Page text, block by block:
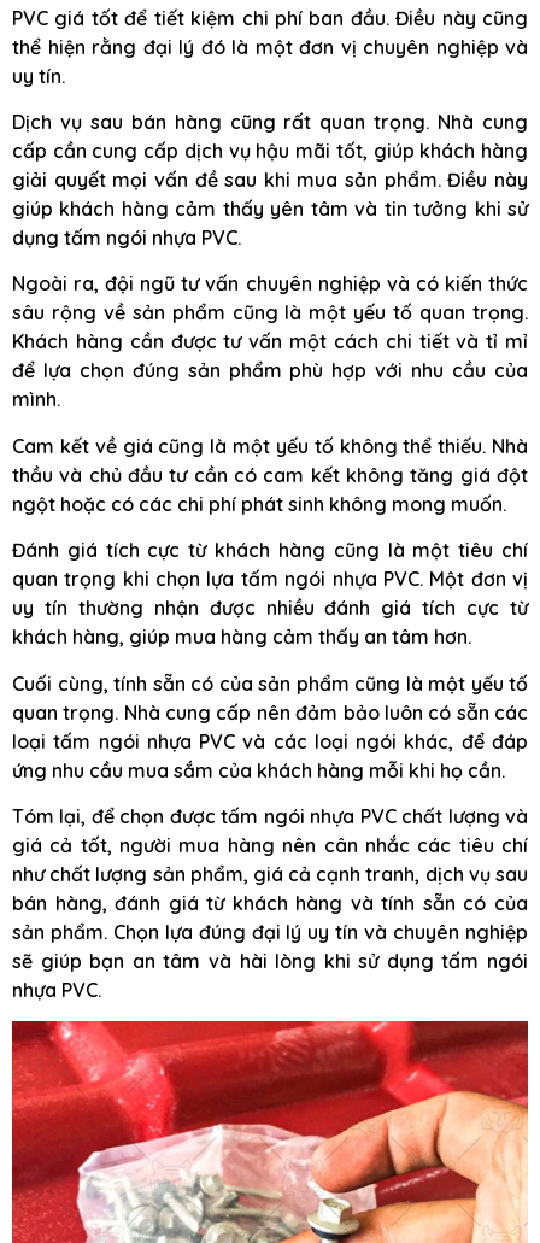
PVC giá tốt để tiết kiệm chi phí ban đầu. Điều này cũng
thể hiện rằng đại lý đó là một đơn vị chuyên nghiệp và
uy tín.
Dịch vụ sau bán hàng cũng rất quan trọng. Nhà cung
cấp cần cung cấp dịch vụ hậu mãi tốt, giúp khách hàng
giải quyết mọi vấn đề sau khi mua sản phẩm. Điều này
giúp khách hàng cảm thấy yên tâm và tin tưởng khi sử
dụng tấm ngói nhựa PVC.
Ngoài ra, đội ngũ tư vấn chuyên nghiệp và có kiến thức
sâu rộng về sản phẩm cũng là một yếu tố quan trọng.
Khách hàng cần được tư vấn một cách chi tiết và tỉ mỉ
để lựa chọn đúng sản phẩm phù hợp với nhu cầu của
mình.
Cam kết về giá cũng là một yếu tố không thể thiếu. Nhà
thầu và chủ đầu tư cần có cam kết không tăng giá đột
ngột hoặc có các chi phí phát sinh không mong muốn.
Đánh giá tích cực từ khách hàng cũng là một tiêu chí
quan trọng khi chọn lựa tấm ngói nhựa PVC. Một đơn vị
uy tín thường nhận được nhiều đánh giá tích cực từ
khách hàng, giúp mua hàng cảm thấy an tâm hơn.
Cuối cùng, tính sẵn có của sản phẩm cũng là một yếu tố
quan trọng. Nhà cung cấp nên đảm bảo luôn có sẵn các
loại tấm ngói nhựa PVC và các loại ngói khác, để đáp
ứng nhu cầu mua sắm của khách hàng mỗi khi họ cần.
Tóm lại, để chọn được tấm ngói nhựa PVC chất lượng và
giá cả tốt, người mua hàng nên cân nhắc các tiêu chí
như chất lượng sản phẩm, giá cả cạnh tranh, dịch vụ sau
bán hàng, đánh giá từ khách hàng và tính sẵn có của
sản phẩm. Chọn lựa đúng đại lý uy tín và chuyên nghiệp
sẽ giúp bạn an tâm và hài lòng khi sử dụng tấm ngói
nhựa PVC.